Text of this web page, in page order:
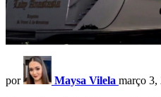
por Maysa Vilela março 3,